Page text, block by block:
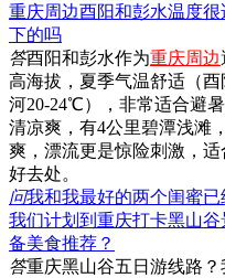
重庆周边酉阳和彭水温度
下的吗
答酉阳和彭水作为重庆周边
高海拔，夏季气温舒适（
河20-24℃），非常适合避
清凉爽，有4公里碧潭浅滩
爽，漂流更是惊险刺激，
好去处。
问我和我最好的两个闺蜜已
我们计划到重庆打卡黑山
备美食推荐？
答重庆黑山谷五日游线路？